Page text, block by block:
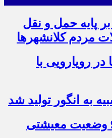
پایه حمل و نقل
مردم کلانشهرها
رویارویی با
به انگور تولید شد
تصویب لایحه بودجه 99 وضعیت معیشتی